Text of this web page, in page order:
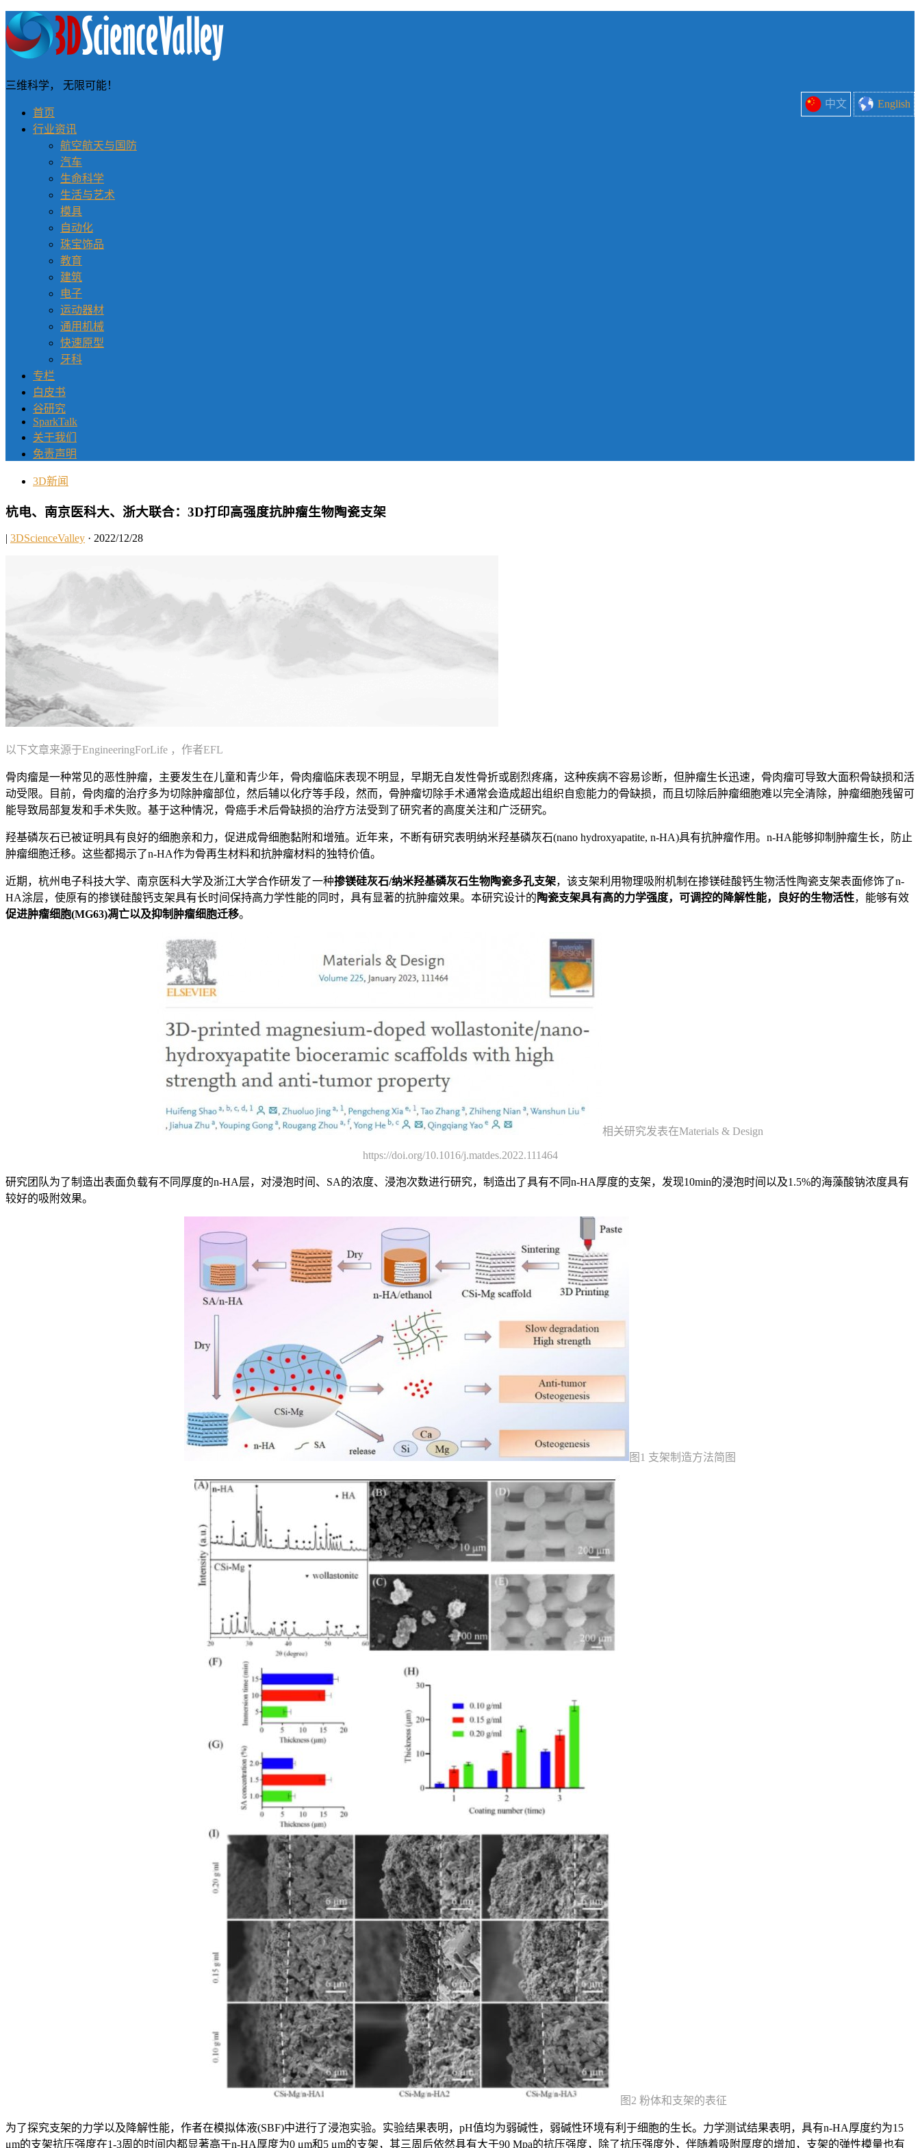
中文 English
三维科学， 无限可能！
首页
行业资讯
航空航天与国防
汽车
生命科学
生活与艺术
模具
自动化
珠宝饰品
教育
建筑
电子
运动器材
通用机械
快速原型
牙科
专栏
白皮书
谷研究
SparkTalk
关于我们
免责声明
3D新闻
杭电、南京医科大、浙大联合：3D打印高强度抗肿瘤生物陶瓷支架
| 3DScienceValley · 2022/12/28
以下文章来源于EngineeringForLife ，作者EFL
骨肉瘤是一种常见的恶性肿瘤，主要发生在儿童和青少年，骨肉瘤临床表现不明显，早期无自发性骨折或剧烈疼痛，这种疾病不容易诊断，但肿瘤生长迅速，骨肉瘤可导致大面积骨缺损和活
动受限。目前，骨肉瘤的治疗多为切除肿瘤部位，然后辅以化疗等手段，然而，骨肿瘤切除手术通常会造成超出组织自愈能力的骨缺损，而且切除后肿瘤细胞难以完全清除，肿瘤细胞残留可
能导致局部复发和手术失败。基于这种情况，骨癌手术后骨缺损的治疗方法受到了研究者的高度关注和广泛研究。
羟基磷灰石已被证明具有良好的细胞亲和力，促进成骨细胞黏附和增殖。近年来，不断有研究表明纳米羟基磷灰石(nano hydroxyapatite, n-HA)具有抗肿瘤作用。n-HA能够抑制肿瘤生长，防止
肿瘤细胞迁移。这些都揭示了n-HA作为骨再生材料和抗肿瘤材料的独特价值。
近期，杭州电子科技大学、南京医科大学及浙江大学合作研发了一种掺镁硅灰石/纳米羟基磷灰石生物陶瓷多孔支架，该支架利用物理吸附机制在掺镁硅酸钙生物活性陶瓷支架表面修饰了n-
HA涂层，使原有的掺镁硅酸钙支架具有长时间保持高力学性能的同时，具有显著的抗肿瘤效果。本研究设计的陶瓷支架具有高的力学强度，可调控的降解性能，良好的生物活性，能够有效
促进肿瘤细胞(MG63)凋亡以及抑制肿瘤细胞迁移。
相关研究发表在Materials & Design
https://doi.org/10.1016/j.matdes.2022.111464
研究团队为了制造出表面负载有不同厚度的n-HA层，对浸泡时间、SA的浓度、浸泡次数进行研究，制造出了具有不同n-HA厚度的支架，发现10min的浸泡时间以及1.5%的海藻酸钠浓度具有
较好的吸附效果。
图1 支架制造方法简图
图2 粉体和支架的表征
为了探究支架的力学以及降解性能，作者在模拟体液(SBF)中进行了浸泡实验。实验结果表明，pH值均为弱碱性，弱碱性环境有利于细胞的生长。力学测试结果表明，具有n-HA厚度约为15
μm的支架抗压强度在1-3周的时间内都显著高于n-HA厚度为0 μm和5 μm的支架，其三周后依然具有大于90 Mpa的抗压强度，除了抗压强度外，伴随着吸附厚度的增加，支架的弹性模量也有